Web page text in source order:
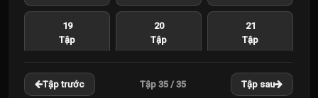
19
Tập
20
Tập
21
Tập
22
Tập
Tập
24
Tập
Tập trước Tập 35 / 35 Tập sau